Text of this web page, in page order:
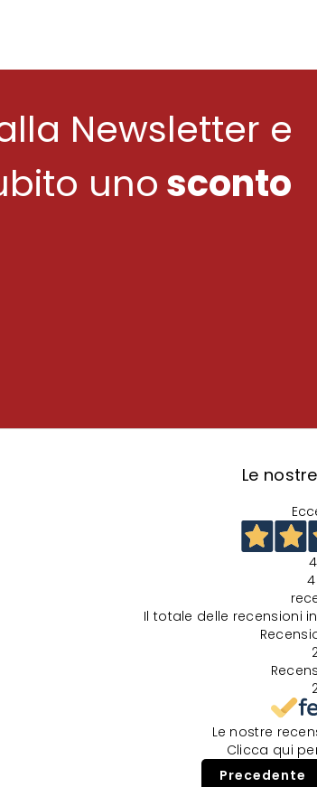
Newsletter e
unosconto
Le
Il totale delle recensioni
Le nostre
Clicca qui
Precedente